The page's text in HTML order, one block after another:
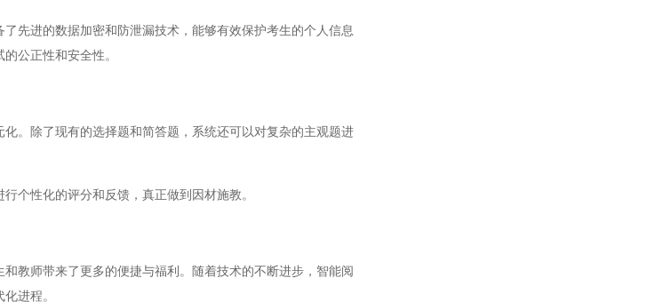
进的数据加密和防泄漏技术，能够有效保护考生的个人信息
公正性和安全性。
除了现有的选择题和简答题，系统还可以对复杂的主观题进
性化的评分和反馈，真正做到因材施教。
师带来了更多的便捷与福利。随着技术的不断进步，智能阅
进程。